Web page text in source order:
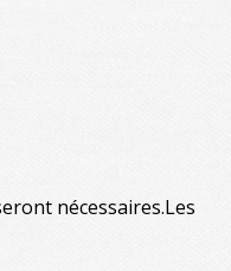
nécessaires.Les